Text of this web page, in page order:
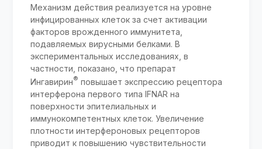
Механизм действия реализуется на уровне
инфицированных клеток за счет активации
факторов врожденного иммунитета,
подавляемых вирусными белками. В
экспериментальных исследованиях, в
частности, показано, что препарат
Ингавирин® повышает экспрессию рецептора
интерферона первого типа IFNAR на
поверхности эпителиальных и
иммунокомпетентных клеток. Увеличение
плотности интерфероновых рецепторов
приводит к повышению чувствительности